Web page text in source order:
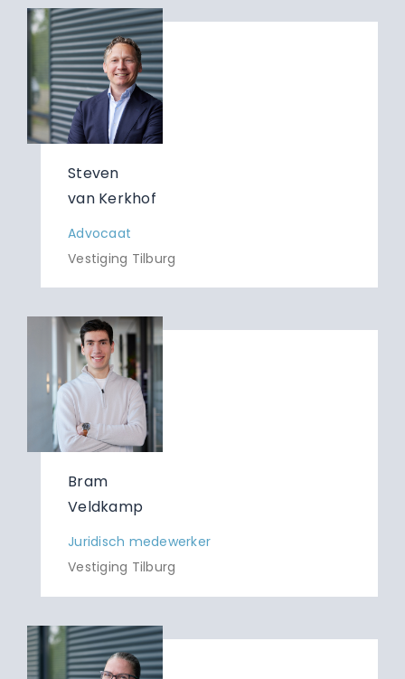
Steven
van Kerkhof
Advocaat
Vestiging Tilburg
Bram
Veldkamp
Juridisch medewerker
Vestiging Tilburg